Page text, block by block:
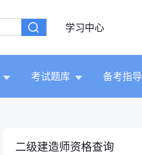
学习中心
考试题库 备考指导
二级建造师资格查询